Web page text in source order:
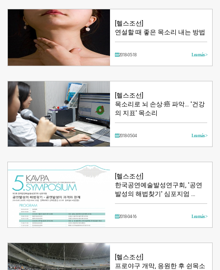
[헬스조선]
연설할 때 좋은 목소리 내는 방법
2018-05-18 Lea más >
[헬스조선]
목소리로 뇌 손상·癌 파악… '건강
의 지표' 목소리
2018-05-04 Lea más >
[헬스조선]
한국공연예술발성연구회, '공연
발성의 해법찾기' 심포지엄 …
2018-04-16 Lea más >
[헬스조선]
프로야구 개막, 응원한 후 쉰목소